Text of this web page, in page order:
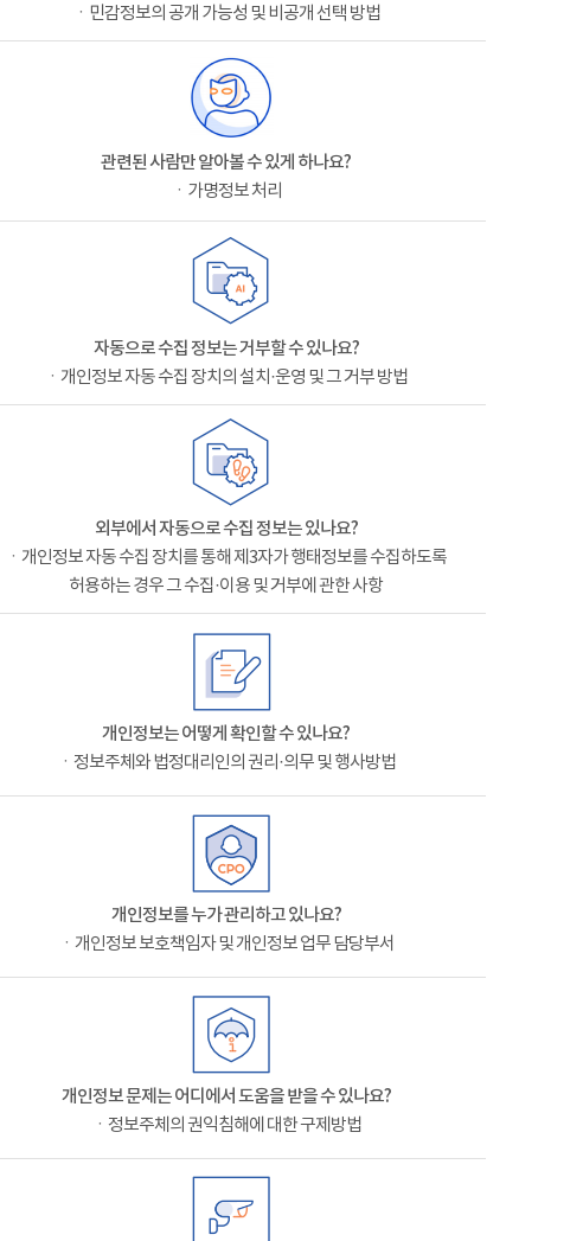
ㆍ민감정보의 공개 가능성 및 비공개 선택 방법
관련된 사람만 알아볼 수 있게 하나요?
ㆍ가명정보 처리
자동으로 수집 정보는 거부할 수 있나요?
ㆍ개인정보 자동 수집 장치의 설치·운영 및 그 거부 방법
외부에서 자동으로 수집 정보는 있나요?
ㆍ개인정보 자동 수집 장치를 통해 제3자가 행태정보를 수집하도록
허용하는 경우 그 수집·이용 및 거부에 관한 사항
개인정보는 어떻게 확인할 수 있나요?
ㆍ정보주체와 법정대리인의 권리·의무 및 행사방법
개인정보를 누가 관리하고 있나요?
ㆍ개인정보 보호책임자 및 개인정보 업무 담당부서
개인정보 문제는 어디에서 도움을 받을 수 있나요?
ㆍ정보주체의 권익침해에 대한 구제방법